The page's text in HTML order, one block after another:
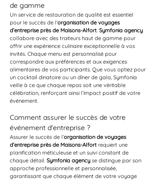
de gamme
Un service de restauration de qualité est essentiel
pour le succès de l’organisation de voyages
d’entreprise près de Maisons-Alfort. Symfonia agency
collabore avec des traiteurs haut de gamme pour
offrir une expérience culinaire exceptionnelle à vos
invités. Chaque menu est personnalisé pour
correspondre aux préférences et aux exigences
alimentaires de vos participants. Que vous optiez pour
un cocktail dinatoire ou un dîner de gala, Symfonia
veille à ce que chaque repas soit une véritable
célébration, renforçant ainsi l’impact positif de votre
événement.
Comment assurer le succès de votre
événement d'entreprise ?
Assurer le succès de l’organisation de voyages
d’entreprise près de Maisons-Alfort requiert une
planification méticuleuse et un suivi constant de
chaque détail. Symfonia agency se distingue par son
approche professionnelle et personnalisée,
garantissant que chaque élément de votre voyage